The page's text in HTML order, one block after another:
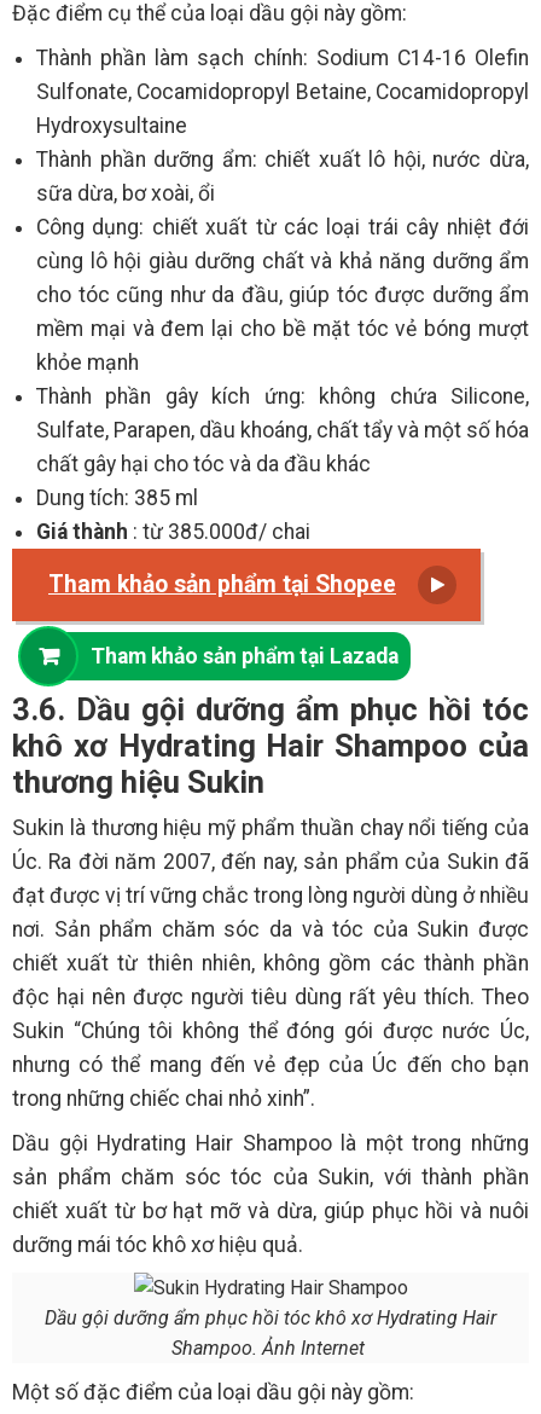
Đặc điểm cụ thể của loại dầu gội này gồm:
Thành phần làm sạch chính: Sodium C14-16 Olefin
Sulfonate, Cocamidopropyl Betaine, Cocamidopropyl
Hydroxysultaine
Thành phần dưỡng ẩm: chiết xuất lô hội, nước dừa,
sữa dừa, bơ xoài, ổi
Công dụng: chiết xuất từ các loại trái cây nhiệt đới
cùng lô hội giàu dưỡng chất và khả năng dưỡng ẩm
cho tóc cũng như da đầu, giúp tóc được dưỡng ẩm
mềm mại và đem lại cho bề mặt tóc vẻ bóng mượt
khỏe mạnh
Thành phần gây kích ứng: không chứa Silicone,
Sulfate, Parapen, dầu khoáng, chất tẩy và một số hóa
chất gây hại cho tóc và da đầu khác
Dung tích: 385 ml
Giá thành : từ 385.000đ/ chai
Tham khảo sản phẩm tại Shopee
Tham khảo sản phẩm tại Lazada
3.6. Dầu gội dưỡng ẩm phục hồi tóc
khô xơ Hydrating Hair Shampoo của
thương hiệu Sukin
Sukin là thương hiệu mỹ phẩm thuần chay nổi tiếng của
Úc. Ra đời năm 2007, đến nay, sản phẩm của Sukin đã
đạt được vị trí vững chắc trong lòng người dùng ở nhiều
nơi. Sản phẩm chăm sóc da và tóc của Sukin được
chiết xuất từ thiên nhiên, không gồm các thành phần
độc hại nên được người tiêu dùng rất yêu thích. Theo
Sukin “Chúng tôi không thể đóng gói được nước Úc,
nhưng có thể mang đến vẻ đẹp của Úc đến cho bạn
trong những chiếc chai nhỏ xinh”.
Dầu gội Hydrating Hair Shampoo là một trong những
sản phẩm chăm sóc tóc của Sukin, với thành phần
chiết xuất từ bơ hạt mỡ và dừa, giúp phục hồi và nuôi
dưỡng mái tóc khô xơ hiệu quả.
Dầu gội dưỡng ẩm phục hồi tóc khô xơ Hydrating Hair
Shampoo. Ảnh Internet
Một số đặc điểm của loại dầu gội này gồm: